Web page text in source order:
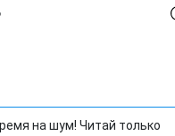
на шум! Читай только